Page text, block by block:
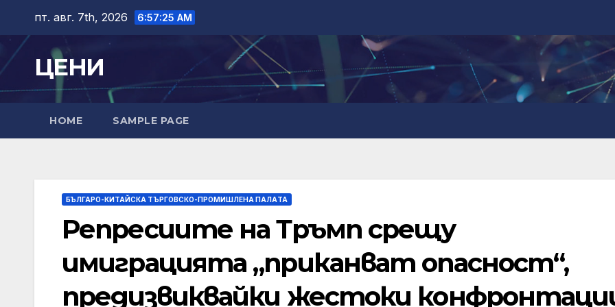
content
пт. авг. 7th, 2026 6:57:26 AM
ЦЕНИ
HOME SAMPLE PAGE
БЪЛГАРО-КИТАЙСКА ТЪРГОВСКО-ПРОМИШЛЕНА ПАЛAТА
Репресиите на Тръмп срещу
имиграцията „приканват опасност“,
предизвиквайки жестоки